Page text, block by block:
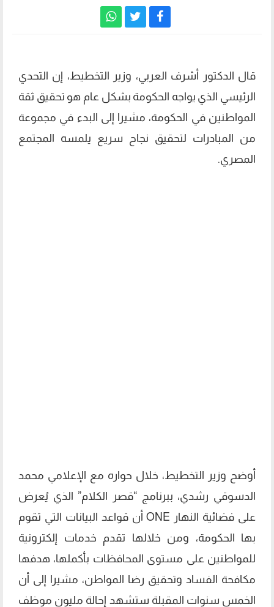
قال الدكتور أشرف العربي، وزير التخطيط، إن التحدي
الرئيسي الذي يواجه الحكومة بشكل عام هو تحقيق ثقة
المواطنين في الحكومة، مشيرا إلى البدء في مجموعة
من المبادرات لتحقيق نجاح سريع يلمسه المجتمع
المصري.
أوضح وزير التخطيط، خلال حواره مع الإعلامي محمد
الدسوقي رشدي، ببرنامج “قصر الكلام” الذي يُعرض
على فضائية النهار ONE أن قواعد البيانات التي تقوم
بها الحكومة، ومن خلالها تقدم خدمات إلكترونية
للمواطنين على مستوى المحافظات بأكملها، هدفها
مكافحة الفساد وتحقيق رضا المواطن، مشيرا إلى أن
الخمس سنوات المقبلة ستشهد إحالة مليون موظف